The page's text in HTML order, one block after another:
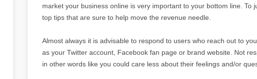
market your business online is very important to your bottom line. To
top tips that are sure to help move the revenue needle.
Almost always it is advisable to respond to users who reach out to
as your Twitter account, Facebook fan page or brand website. Not
in other words like you could care less about their feelings and/or